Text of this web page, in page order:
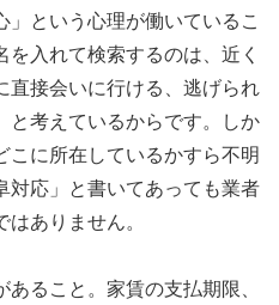
という心理が働いているこ
入れて検索するのは、近く
直接会いに行ける、逃げられ
と考えているからです。しか
こに所在しているかすら不明
対応」と書いてあっても業者
ありません。
ること。家賃の支払期限、